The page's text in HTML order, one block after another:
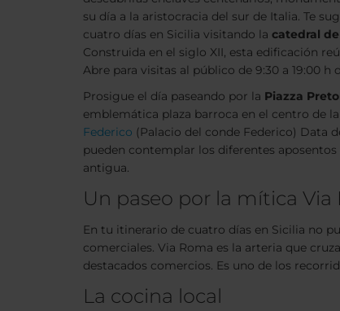
su día a la aristocracia del sur de Italia. Te
cuatro días en Sicilia visitando la catedral
Construida en el siglo XII, esta edificación
Abre para visitas al público de 9:30 a 19:00 h
Prosigue el día paseando por la Piazza
emblemática plaza barroca en el centro de
Federico (Palacio del conde Federico) Data
pueden contemplar los diferentes
antigua.
Un paseo por la mítica Via
En tu itinerario de cuatro días en Sicilia no
comerciales. Via Roma es la arteria que
destacados comercios. Es uno de los
La cocina local